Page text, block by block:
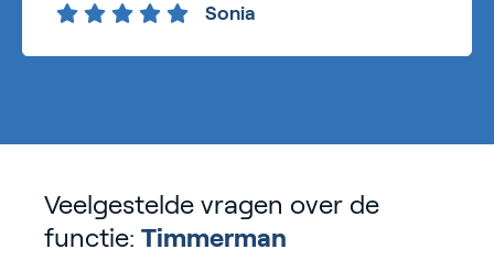
Sonia
Veelgestelde vragen over de
functie: Timmerman